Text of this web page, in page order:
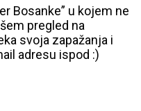
Bosanke” u kojem ne
pregled na
svoja zapažanja i
adresu ispod :)